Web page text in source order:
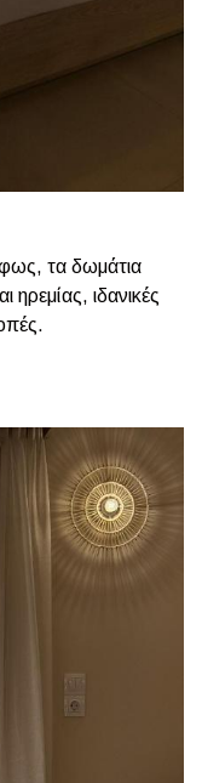
φως, τα δωμάτια
ιδανικές